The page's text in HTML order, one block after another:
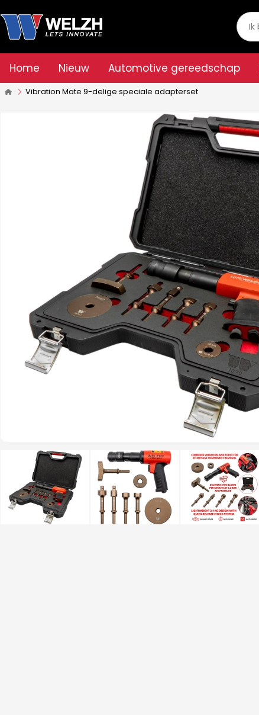
Home Nieuw Automotive gereedschap
Vibration Mate 9-delige speciale adapterset